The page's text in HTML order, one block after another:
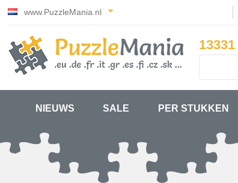
www.PuzzleMania.nl
13331
NIEUWS SALE PER STUKKEN